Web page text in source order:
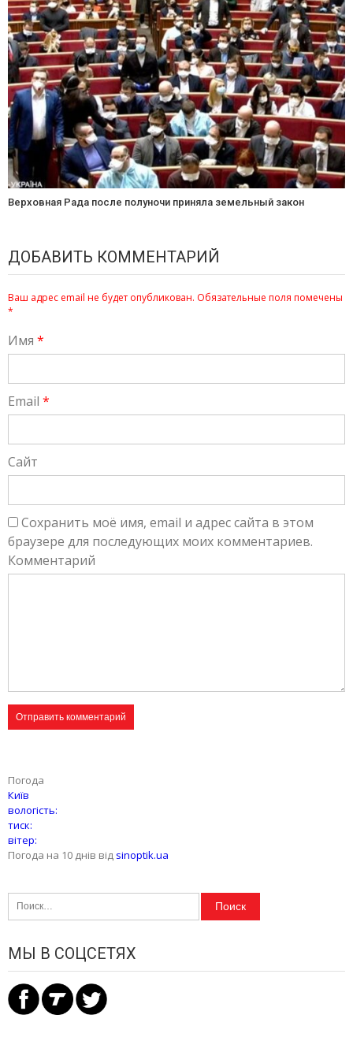
Верховная Рада после полуночи приняла земельный закон
ДОБАВИТЬ КОММЕНТАРИЙ
Ваш адрес email не будет опубликован. Обязательные поля помечены
*
Имя *
Email *
Сайт
Сохранить моё имя, email и адрес сайта в этом
браузере для последующих моих комментариев.
Комментарий
Погода
Київ
вологість:
тиск:
вітер:
Погода на 10 днів від sinoptik.ua
Найти:
МЫ В СОЦСЕТЯХ